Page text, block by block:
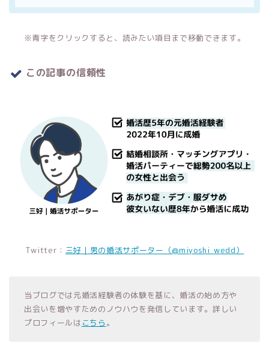
※青字をクリックすると、読みたい項目まで移動できます。
この記事の信頼性
Twitter： 三好｜男の婚活サポーター（@miyoshi_wedd）
当ブログでは元婚活経験者の体験を基に、婚活の始め方や
出会いを増やすためのノウハウを発信しています。詳しい
プロフィールは こちら 。